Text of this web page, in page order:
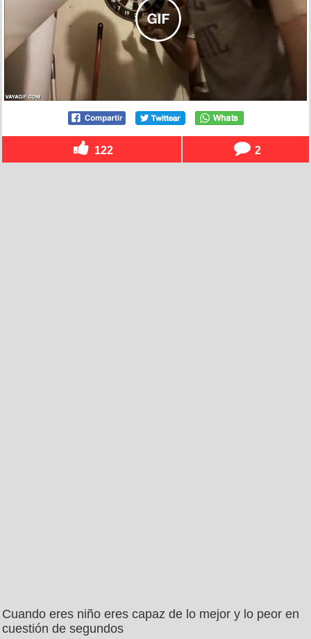
122 2
Cuando eres niño eres capaz de lo mejor y lo peor en
cuestión de segundos